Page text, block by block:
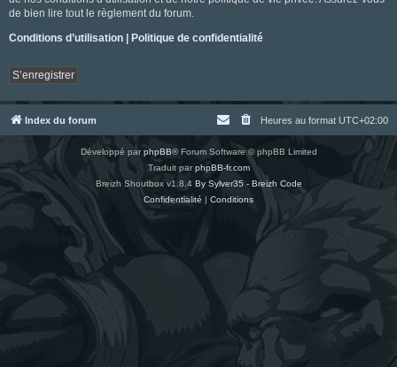
de bien lire tout le règlement du forum.
Conditions d’utilisation | Politique de confidentialité
S’enregistrer
Index du forum Heures au format UTC+02:00
Développé parphpBB® Forum Software © phpBB Limited
Traduit parphpBB-fr.com
Breizh Shoutbox v1.8.4 By Sylver35 - Breizh Code
Confidentialité | Conditions